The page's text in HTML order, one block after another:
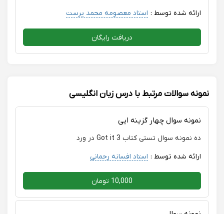
ارائه شده توسط : استاد معصومه محمد پرست
دریافت رایگان
نمونه سوالات مرتبط با درس زبان انگلیسی
نمونه سوال چهار گزینه ایی
ده نمونه سوال تستی کتاب Got it 3 در ورد
ارائه شده توسط : استاد افسانه رحمانی
10,000 تومان